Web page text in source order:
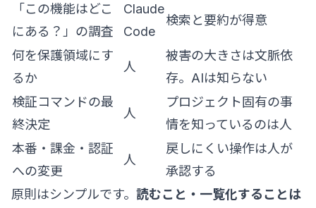
「この機能はどこ
にある？」の調査
Claude
Code
検索と要約が得意
何を保護領域にす
るか
人
被害の大きさは文脈依
存。AIは知らない
検証コマンドの最
終決定
人
プロジェクト固有の事
情を知っているのは人
本番・課金・認証
への変更
人
戻しにくい操作は人が
承認する
原則はシンプルです。 読むこと・一覧化することは